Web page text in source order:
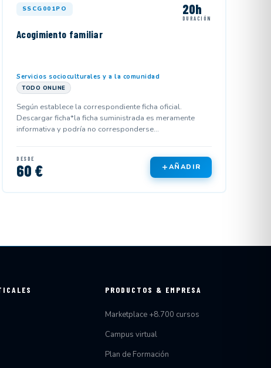
SSCG001PO 20h
DURACIÓN
Acogimiento familiar
Servicios socioculturales y a la comunidad
TODO ONLINE
Según establece la correspondiente ficha oficial.
Descargar ficha*la ficha suministrada es meramente
informativa y podría no corresponderse...
DESDE
60 € AÑADIR
PRODUCTOS & EMPRESA
Marketplace +8.700 cursos
Campus virtual
Plan de Formación